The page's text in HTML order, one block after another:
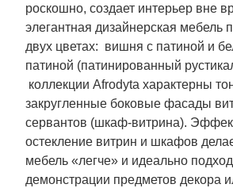
роскошно, создает интерьер вне
элегантная дизайнерская мебель
двух цветах: вишня с патиной и
патиной (патинированный
коллекции Afrodyta характерны
закругленные боковые фасады
сервантов (шкаф-витрина).
остекление витрин и шкафов
мебель «легче» и идеально
демонстрации предметов декора